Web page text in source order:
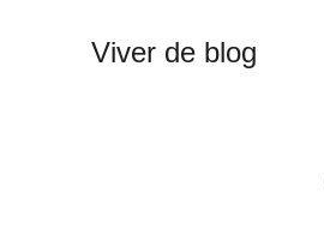
Viver de blog